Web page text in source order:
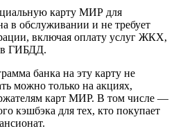
карту МИР для
в обслуживании и не требует
включая оплату услуг ЖКХ,
ГИБДД.
банка на эту карту не
можно только на акциях,
карт МИР. В том числе —
кэшбэка для тех, кто покупает